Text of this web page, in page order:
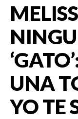
UNA
YO TE